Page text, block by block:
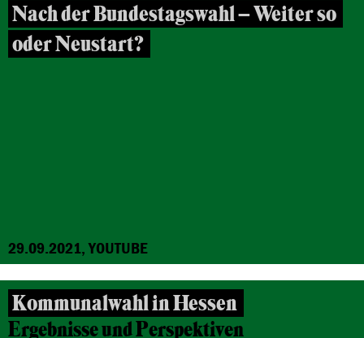
Nach der Bundestagswahl – Weiter so
oder Neustart?
29.09.2021, YOUTUBE
Kommunalwahl in Hessen
Ergebnisse und Perspektiven